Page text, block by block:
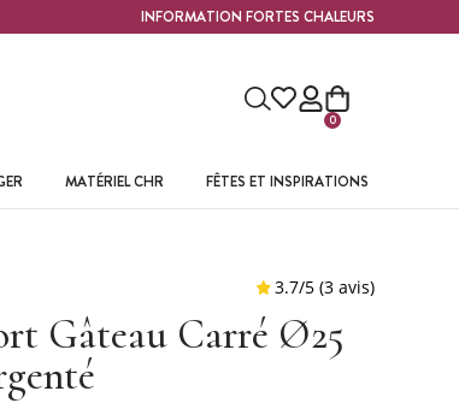
INFORMATION FORTES CHALEURS
0
MATÉRIEL CHR FÊTES ET INSPIRATIONS
Gâteau Carré Ø25